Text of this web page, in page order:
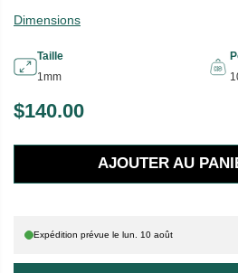
Dimensions
Taille
1mm
P
R
X
$140.00
AJOUTER AU
Expédition prévue lelun. 10 août